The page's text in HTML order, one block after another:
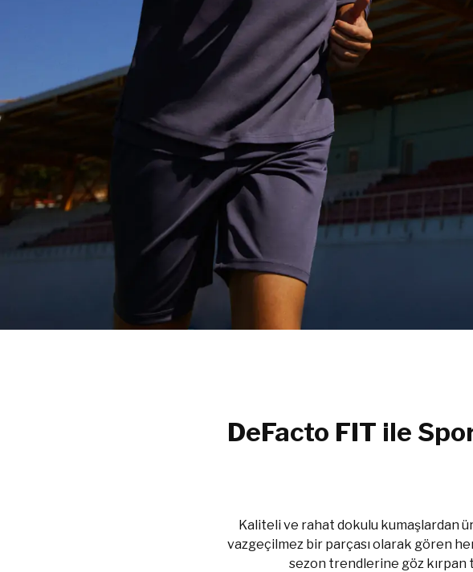
DeFacto FIT ile
Kaliteli ve rahat dokulu kumaşlardan
vazgeçilmez bir parçası olarak gören
sezon trendlerine göz kırpan